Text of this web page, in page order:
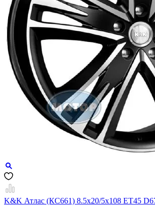
K&K Атлас (КС661) 8.5x20/5x108 ET45